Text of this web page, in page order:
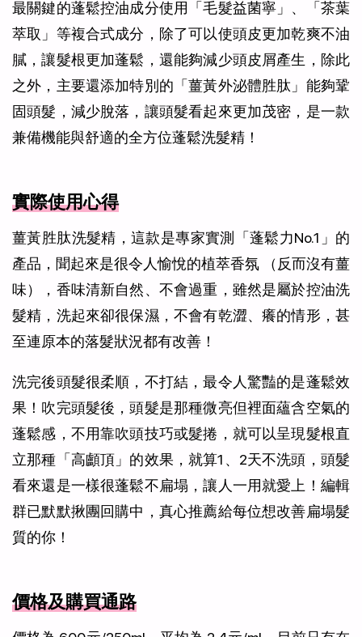
最關鍵的蓬鬆控油成分使用「毛髮益菌寧」、「茶葉
萃取」等複合式成分，除了可以使頭皮更加乾爽不油
膩，讓髮根更加蓬鬆，還能夠減少頭皮屑產生，除此
之外，主要還添加特別的「薑黃外泌體胜肽」能夠鞏
固頭髮，減少脫落，讓頭髮看起來更加茂密，是一款
兼備機能與舒適的全方位蓬鬆洗髮精！
實際使用心得
薑黃胜肽洗髮精，這款是專家實測「蓬鬆力No.1」的
產品，聞起來是很令人愉悅的植萃香氛 （反而沒有薑
味），香味清新自然、不會過重，雖然是屬於控油洗
髮精，洗起來卻很保濕，不會有乾澀、癢的情形，甚
至連原本的落髮狀況都有改善！
洗完後頭髮很柔順，不打結，最令人驚豔的是蓬鬆效
果！吹完頭髮後，頭髮是那種微亮但裡面蘊含空氣的
蓬鬆感，不用靠吹頭技巧或髮捲，就可以呈現髮根直
立那種「高顱頂」的效果，就算1、2天不洗頭，頭髮
看來還是一樣很蓬鬆不扁塌，讓人一用就愛上！編輯
群已默默揪團回購中，真心推薦給每位想改善扁塌髮
質的你！
價格及購買通路